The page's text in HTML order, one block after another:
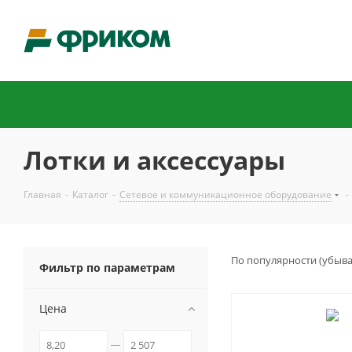
Лотки и аксессуары
Главная - Каталог - Сетевое и коммуникационное оборудование -
По популярности
Фильтр по параметрам
Цена